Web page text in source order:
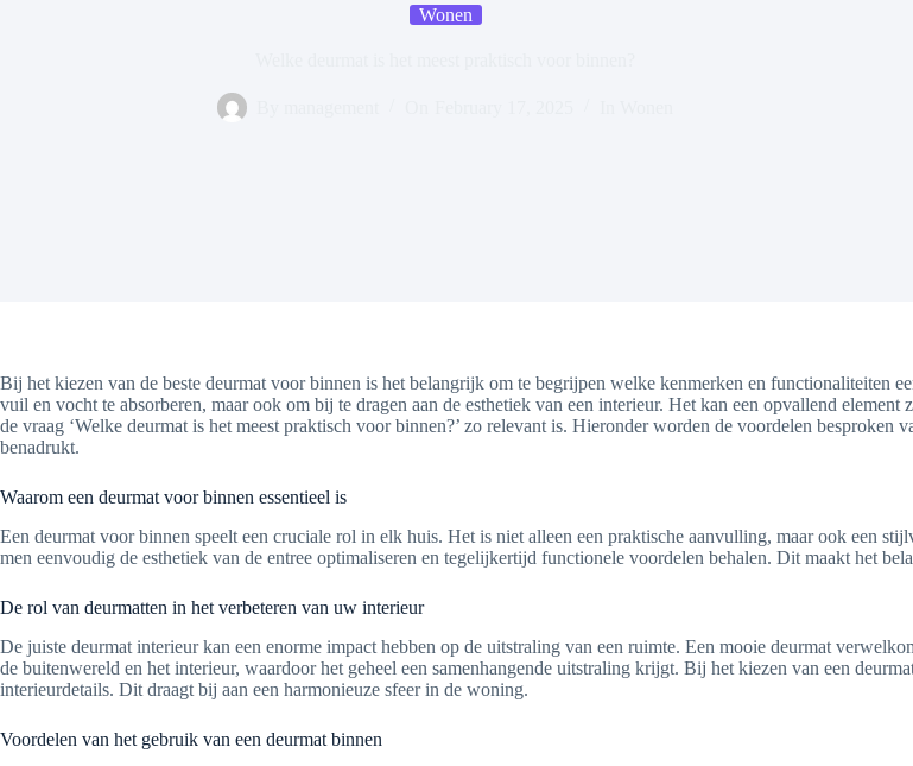
Wonen
Bij het kiezen van de beste deurmat voor binnen is het belangrijk om te begrijpen welke kenmerken en functionaliteiten
vuil en vocht te absorberen, maar ook om bij te dragen aan de esthetiek van een interieur. Het kan een opvallend
de vraag ‘Welke deurmat is het meest praktisch voor binnen?’ zo relevant is. Hieronder worden de voordelen
benadrukt.
Waarom een deurmat voor binnen essentieel is
Een deurmat voor binnen speelt een cruciale rol in elk huis. Het is niet alleen een praktische aanvulling, maar ook een
men eenvoudig de esthetiek van de entree optimaliseren en tegelijkertijd functionele voordelen behalen. Dit maakt het
De rol van deurmatten in het verbeteren van uw interieur
De juiste deurmat interieur kan een enorme impact hebben op de uitstraling van een ruimte. Een mooie deurmat
de buitenwereld en het interieur, waardoor het geheel een samenhangende uitstraling krijgt. Bij het kiezen van een
interieurdetails. Dit draagt bij aan een harmonieuze sfeer in de woning.
Voordelen van het gebruik van een deurmat binnen